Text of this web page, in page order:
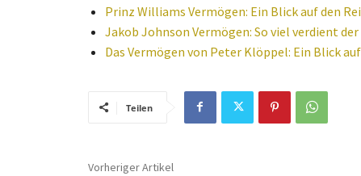
Prinz Williams Vermögen: Ein Blick auf den
Jakob Johnson Vermögen: So viel verdient
Das Vermögen von Peter Klöppel: Ein Blick
Teilen
Vorheriger Artikel